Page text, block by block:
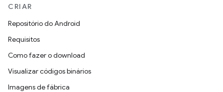
CRIAR
Repositório do Android
Requisitos
Como fazer o download
Visualizar códigos binários
Imagens de fábrica